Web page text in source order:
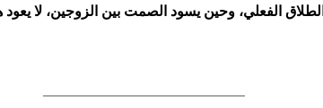
الفعلي، وحين يسود الصمت بين الزوجين، لا يعود